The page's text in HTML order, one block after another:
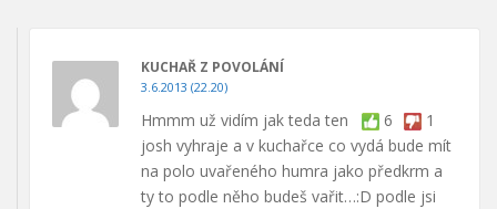
KUCHAŘ Z POVOLÁNÍ
3.6.2013 (22.20)
6 1
Hmmm už vidím jak teda ten
josh vyhraje a v kuchařce co vydá bude mít
na polo uvařeného humra jako předkrm a
ty to podle něho budeš vařit…:D podle jsi